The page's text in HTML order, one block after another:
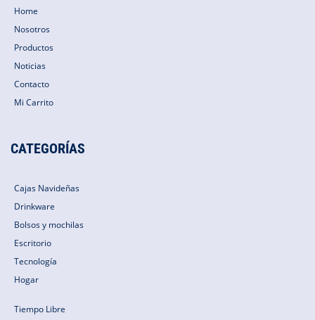
Home
Nosotros
Productos
Noticias
Contacto
Mi Carrito
CATEGORÍAS
Cajas Navideñas
Drinkware
Bolsos y mochilas
Escritorio
Tecnología
Hogar
Tiempo Libre